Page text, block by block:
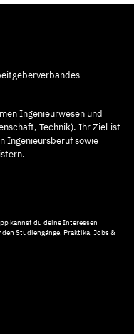
Ingenieurwesen und
Technik). Ihr Ziel ist
Ingenieursberuf sowie
kannst du deine Interessen
Studiengänge, Praktika, Jobs &